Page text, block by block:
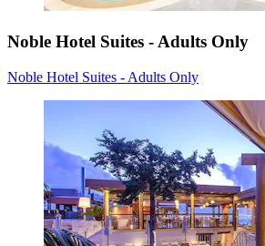
Noble Hotel Suites - Adults Only
Noble Hotel Suites - Adults Only